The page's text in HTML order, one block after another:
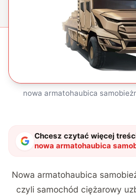
nowa armatohaubica
Chcesz czytać więcej
nowa armatohaubica
Co wiemy o CAESAR Mk II?"
Nowa armatohaubica
czyli samochód ciężarowy